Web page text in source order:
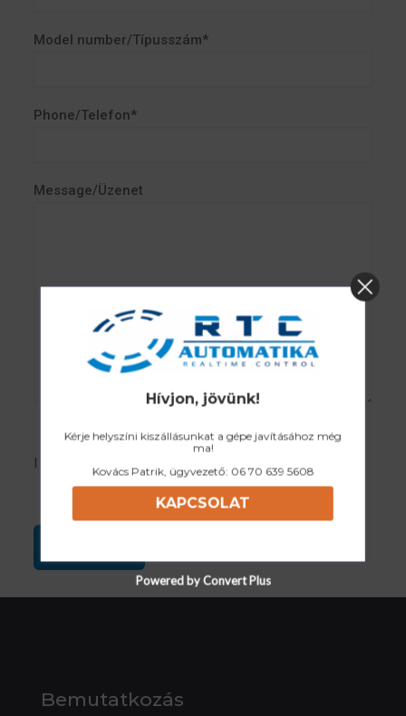
Model number/Típusszám*
Phone/Telefon*
Message/Üzenet
I accept the Privacy Policy
Bemutatkozás
Hívjon, jövünk!
Kérje helyszíni kiszállásunkat a gépe javításához még
ma!
Kovács Patrik, ügyvezető: 06 70 639 5608
KAPCSOLAT
Powered by Convert Plus